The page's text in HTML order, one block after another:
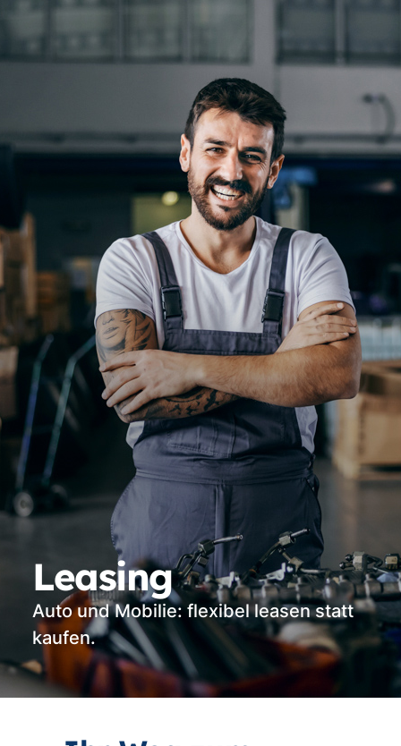
Leasing
Auto und Mobilie: flexibel leasen statt
kaufen.